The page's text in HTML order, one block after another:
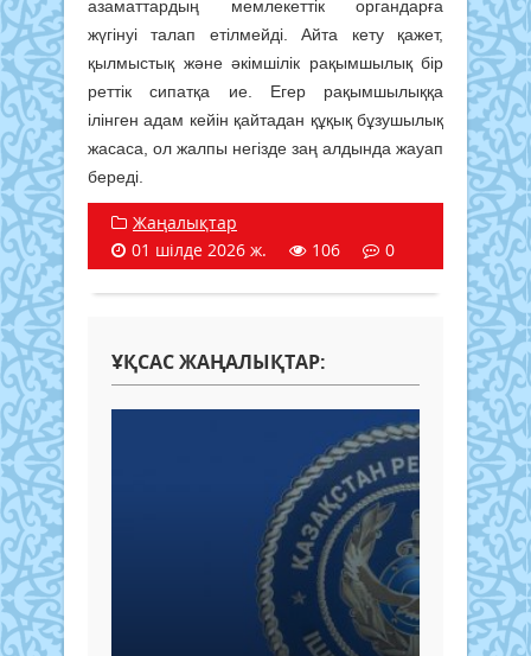
азаматтардың мемлекеттік органдарға
жүгінуі талап етілмейді. Айта кету қажет,
қылмыстық және әкімшілік рақымшылық бір
реттік сипатқа ие. Егер рақымшылыққа
ілінген адам кейін қайтадан құқық бұзушылық
жасаса, ол жалпы негізде заң алдында жауап
береді.
Жаңалықтар
01 шілде 2026 ж.
106 0
ҰҚСАС ЖАҢАЛЫҚТАР: